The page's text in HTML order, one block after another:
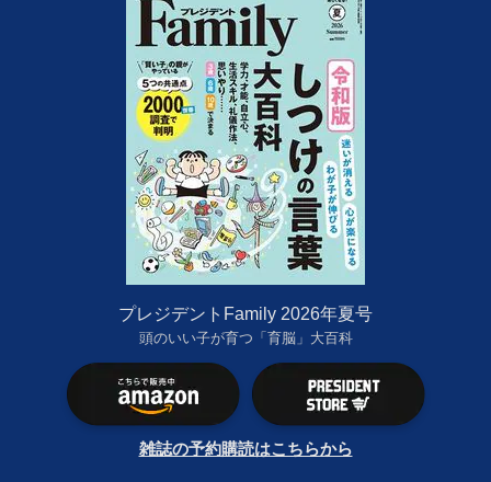
プレジデントFamily 2026年夏号
頭のいい子が育つ「育脳」大百科
雑誌の予約購読はこちらから